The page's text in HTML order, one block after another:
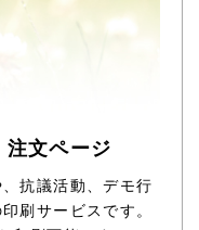
文ページ
抗議活動、デモ行
刷サービスです。